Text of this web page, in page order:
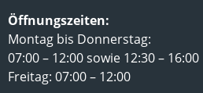
Öffnungszeiten:
Montag bis Donnerstag:
07:00 – 12:00 sowie 12:30 – 16:00
Freitag: 07:00 – 12:00